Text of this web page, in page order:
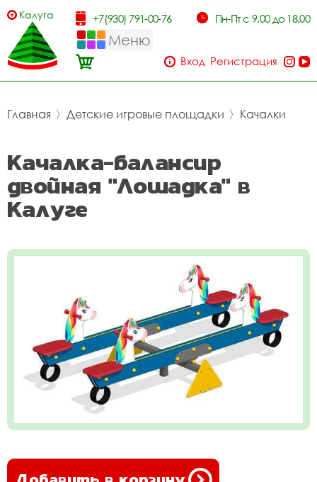
Калуга +7(930) 791-00-76 Пн-Пт с 9.00 до 18.00
Меню
Вход Регистрация
Главная 〉 Детские игровые площадки 〉 Качалки
Качалка-балансир
двойная "Лошадка" в
Калуге